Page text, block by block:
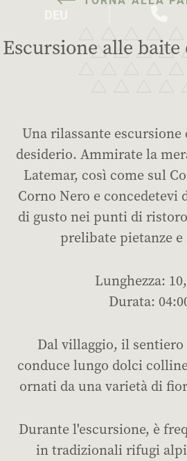
Escursione alle baite
Una rilassante escursione
desiderio. Ammirate la
Latemar, così come sul
Corno Nero e
di gusto nei punti di
prelibate pietanze
Lunghezza:
Durata:
Dal villaggio, il sentiero
conduce lungo dolci
ornati da una varietà di
Durante l'escursione, è
in tradizionali rifugi